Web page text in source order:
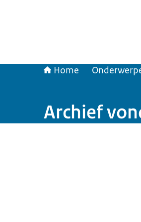
Home
Archief